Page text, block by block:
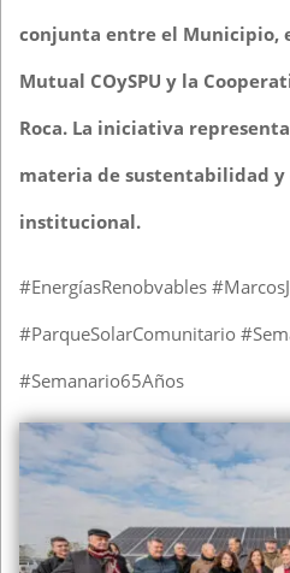
conjunta entre el Municipio,
Mutual COySPU y la
Roca. La iniciativa
materia de sustentabilidad y
institucional.
#EnergíasRenobvables
#ParqueSolarComunitario
#Semanario65Años